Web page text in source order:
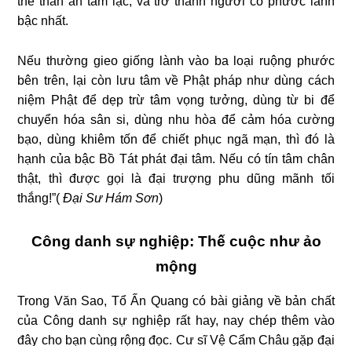
bậc nhất.
Nếu thường gieo giống lành vào ba loại ruộng phước
bên trên, lại còn lưu tâm về Phật pháp như dùng cách
niệm Phật để dẹp trừ tâm vọng tưởng, dùng từ bi để
chuyển hóa sân si, dùng nhu hòa để cảm hóa cường
bạo, dùng khiêm tốn để chiết phục ngã mạn, thì đó là
hạnh của bậc Bồ Tát phát đại tâm. Nếu có tín tâm chân
thật, thì được gọi là đại trượng phu dũng mãnh tối
thắng!”(Đại Sư Hám Sơn)
Công danh sự nghiệp: Thế cuộc như ảo
mộng
Trong Văn Sao, Tổ Ấn Quang có bài giảng về bản chất
của Công danh sự nghiệp rất hay, nay chép thêm vào
đây cho bạn cùng rộng đọc. Cư sĩ Vệ Cẩm Châu gặp đại